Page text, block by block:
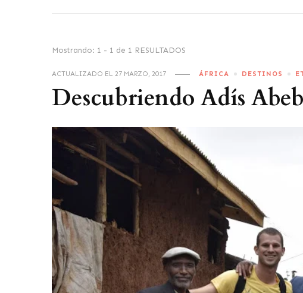
Mostrando: 1 - 1 de 1 RESULTADOS
ACTUALIZADO EL 27 MARZO, 2017 ÁFRICA DESTINOS
Descubriendo Adís